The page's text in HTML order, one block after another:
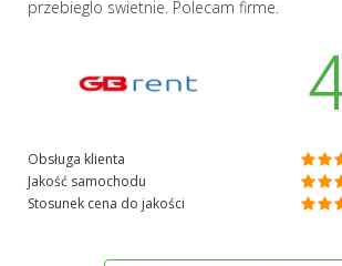
przebieglo swietnie. Polecam firme.
Obsługa klienta
Jakość samochodu
Stosunek cena do jakości